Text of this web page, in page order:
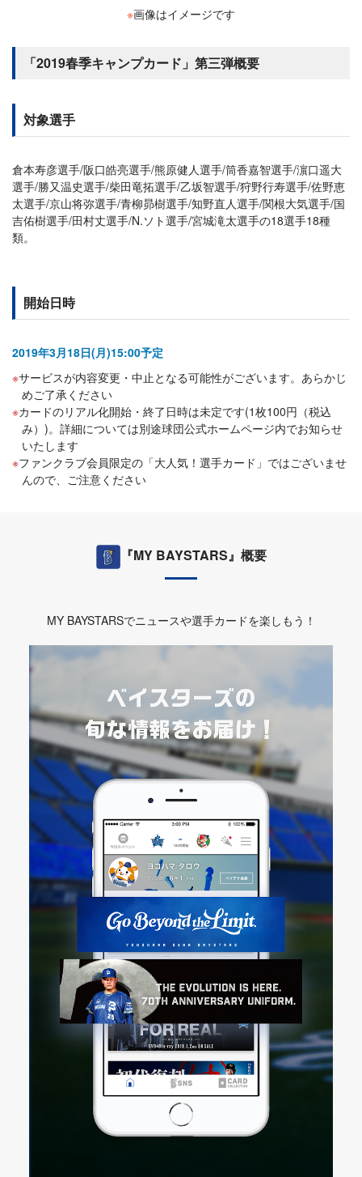
※画像はイメージです
「2019春季キャンプカード」第三弾概要
対象選手
倉本寿彦選手/阪口皓亮選手/熊原健人選手/筒香嘉智選手/濵口遥大
選手/勝又温史選手/柴田竜拓選手/乙坂智選手/狩野行寿選手/佐野恵
太選手/京山将弥選手/青柳昴樹選手/知野直人選手/関根大気選手/国
吉佑樹選手/田村丈選手/N.ソト選手/宮城滝太選手の18選手18種
類。
開始日時
2019年3月18日(月)15:00予定
サービスが内容変更・中止となる可能性がございます。あらかじ
めご了承ください
カードのリアル化開始・終了日時は未定です(1枚100円（税込
み）)。詳細については別途球団公式ホームページ内でお知らせ
いたします
ファンクラブ会員限定の「大人気！選手カード」ではございませ
んので、ご注意ください
『MY BAYSTARS』概要
MY BAYSTARSでニュースや選手カードを楽しもう！